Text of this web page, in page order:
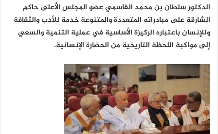
الدكتور سلطان بن محمد القاسمي عضو المجلس الأعلى حاكم
الشارقة على مبادراته المتعددة والمتنوعة خدمة للأدب والثقافة
وللإنسان باعتباره الركيزة الأساسية في عملية التنمية والسعي
إلى مواكبة اللحظة التاريخية من الحضارة الإنسانية.